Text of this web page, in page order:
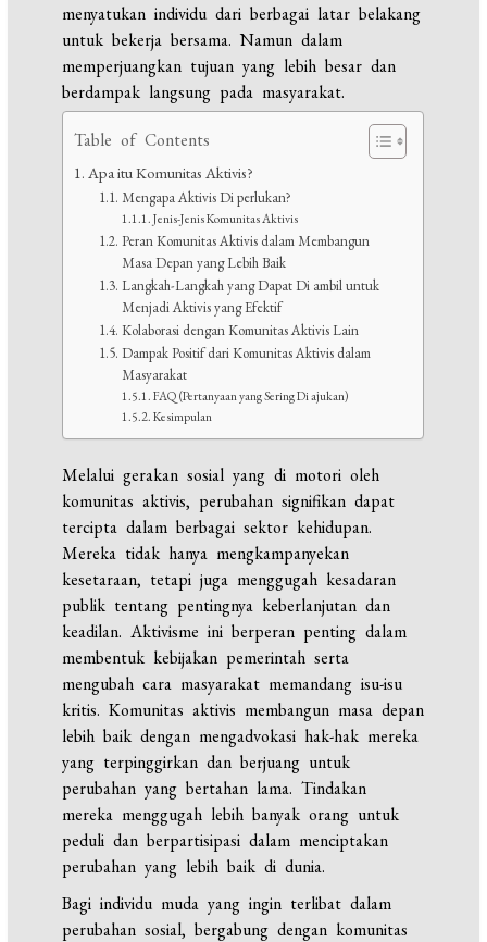
menyatukan individu dari berbagai latar belakang
untuk bekerja bersama. Namun dalam
memperjuangkan tujuan yang lebih besar dan
berdampak langsung pada masyarakat.
Table of Contents
Apa itu Komunitas Aktivis?
Mengapa Aktivis Di perlukan?
Jenis-Jenis Komunitas Aktivis
Peran Komunitas Aktivis dalam Membangun
Masa Depan yang Lebih Baik
Langkah-Langkah yang Dapat Di ambil untuk
Menjadi Aktivis yang Efektif
Kolaborasi dengan Komunitas Aktivis Lain
Dampak Positif dari Komunitas Aktivis dalam
Masyarakat
FAQ (Pertanyaan yang Sering Di ajukan)
Kesimpulan
Melalui gerakan sosial yang di motori oleh
komunitas aktivis, perubahan signifikan dapat
tercipta dalam berbagai sektor kehidupan.
Mereka tidak hanya mengkampanyekan
kesetaraan, tetapi juga menggugah kesadaran
publik tentang pentingnya keberlanjutan dan
keadilan. Aktivisme ini berperan penting dalam
membentuk kebijakan pemerintah serta
mengubah cara masyarakat memandang isu-isu
kritis. Komunitas aktivis membangun masa depan
lebih baik dengan mengadvokasi hak-hak mereka
yang terpinggirkan dan berjuang untuk
perubahan yang bertahan lama. Tindakan
mereka menggugah lebih banyak orang untuk
peduli dan berpartisipasi dalam menciptakan
perubahan yang lebih baik di dunia.
Bagi individu muda yang ingin terlibat dalam
perubahan sosial, bergabung dengan komunitas